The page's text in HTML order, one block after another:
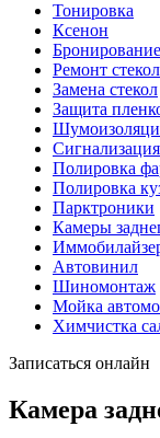
Тонировка
Ксенон
Бронирование
Ремонт стекол
Замена стекол
Защита
Сигнализация
Полировка
Полировка
Парктроники
Камеры
Автовинил
Шиномонтаж
Мойка
Химчистка
Записаться онлайн
Камера